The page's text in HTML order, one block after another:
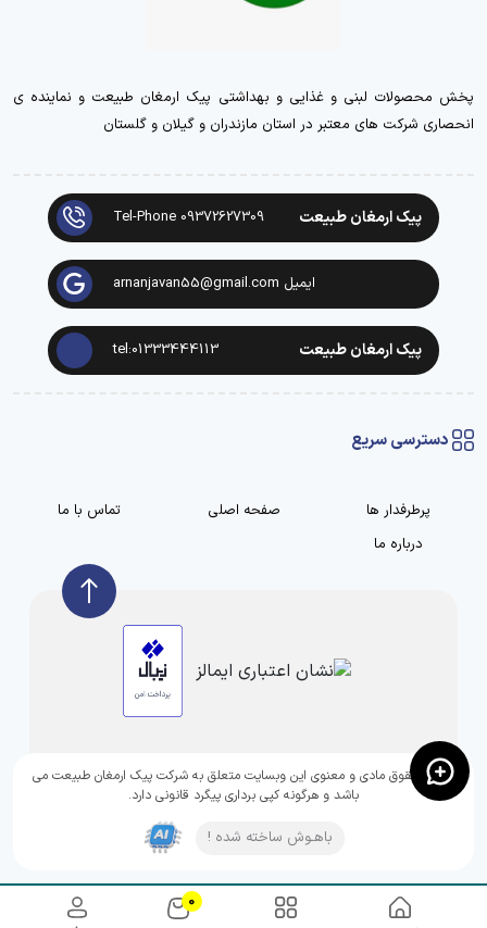
0
پخش محصولات لبنی و غذایی و بهداشتی پیک ارمغان طبیعت و نماینده ی
انحصاری شرکت های معتبر در استان مازندران و گیلان و گلستان
پیک ارمغان طبیعت Tel-Phone 09372627309
ایمیل arnanjavan55@gmail.com
پیک ارمغان طبیعت tel:01333444113
دسترسی سریع
پرطرفدار ها صفحه اصلی
تماس با ما
درباره ما
تمامی حقوق مادی و معنوی این وبسایت متعلق به شرکت پیک ارمغان طبیعت می
باشد و هرگونه کپی برداری پیگرد قانونی دارد.
باهـوش ساخته شده !